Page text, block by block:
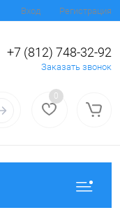
Вход Регистрация
+7 (812) 748-32-92
Заказать звонок
0